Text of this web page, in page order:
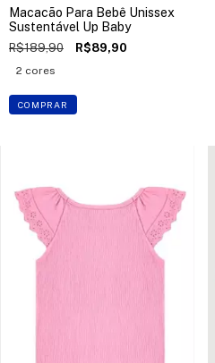
Macacão Para Bebê Unissex
Sustentável Up Baby
R$189,90 R$89,90
2 cores
COMPRAR